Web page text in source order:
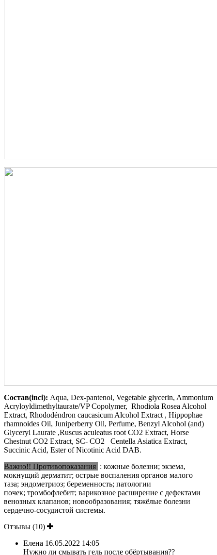
Состав(inci): Aqua, Dex-pantenol, Vegetable glycerin, Ammonium
Acryloyldimethyltaurate/VP Copolymer, Rhodiola Rosea Alcohol
Extract, Rhododéndron caucasicum Alcohol Extract , Hippophae
rhamnoides Oil, Juniperberry Oil, Perfume, Benzyl Alcohol (and)
Glyceryl Laurate ,Ruscus aculeatus root СО2 Extract, Horse
Chestnut СО2 Extract, SC- СО2 Centella Asiatica Extract,
Succinic Acid, Ester of Nicotinic Acid DAB.
Важно!! Противопоказания : кожные болезни; экзема,
мокнущий дерматит; острые воспаления органов малого
таза; эндометриоз; беременность; патологии
почек; тромбофлебит; варикозное расширение с дефектами
венозных клапанов; новообразования; тяжёлые болезни
сердечно-сосудистой системы.
Отзывы (10)
Елена 16.05.2022 14:05
Нужно ли смывать гель после обёртывания??